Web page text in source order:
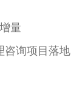
量
咨询项目落地